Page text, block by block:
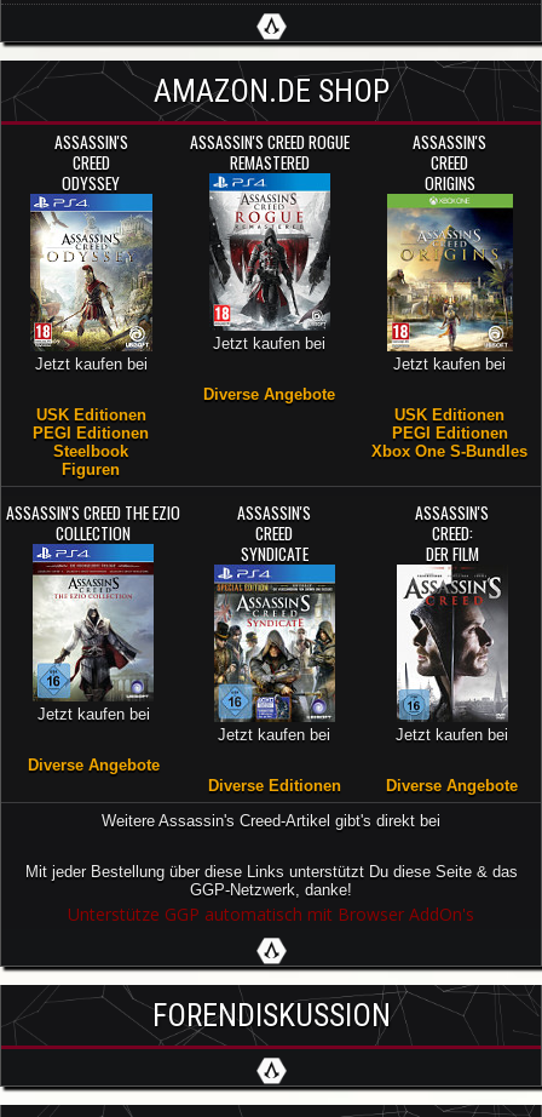
AMAZON.DE SHOP
ASSASSIN'S
CREED
ODYSSEY
Jetzt kaufen bei
USK Editionen
PEGI Editionen
Steelbook
Figuren
ASSASSIN'S CREED ROGUE
REMASTERED
Jetzt kaufen bei
Diverse Angebote
ASSASSIN'S
CREED
ORIGINS
Jetzt kaufen bei
USK Editionen
PEGI Editionen
Xbox One S-Bundles
ASSASSIN'S CREED THE EZIO
COLLECTION
Jetzt kaufen bei
Diverse Angebote
ASSASSIN'S
CREED
SYNDICATE
Jetzt kaufen bei
Diverse Editionen
ASSASSIN'S
CREED:
DER FILM
Jetzt kaufen bei
Diverse Angebote
Weitere Assassin's Creed-Artikel gibt's direkt bei
Mit jeder Bestellung über diese Links unterstützt Du diese Seite & das
GGP-Netzwerk, danke!
Unterstütze GGP automatisch mit Browser AddOn's
FORENDISKUSSION